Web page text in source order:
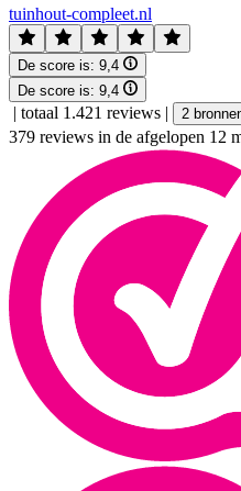
tuinhout-compleet.nl
De score is: 9,4
De score is: 9,4
| totaal 1.421 reviews | 2
379 reviews in de afgelopen 12